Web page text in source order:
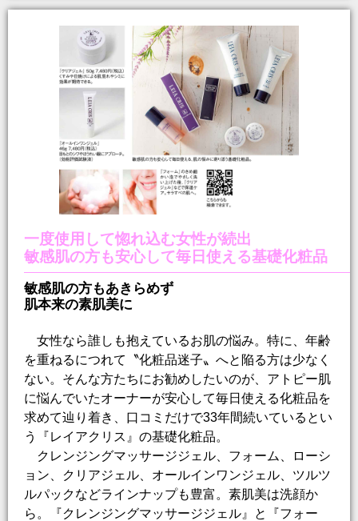
一度使用して惚れ込む女性が続出
敏感肌の方も安心して毎日使える基礎化粧品
敏感肌の方もあきらめず
肌本来の素肌美に
女性なら誰しも抱えているお肌の悩み。特に、年齢
を重ねるにつれて〝化粧品迷子〟へと陥る方は少なく
ない。そんな方たちにお勧めしたいのが、アトピー肌
に悩んでいたオーナーが安心して毎日使える化粧品を
求めて辿り着き、口コミだけで33年間続いているとい
う『レイアクリス』の基礎化粧品。
クレンジングマッサージジェル、フォーム、ローシ
ョン、クリアジェル、オールインワンジェル、ツルツ
ルパックなどラインナップも豊富。素肌美は洗顔か
ら。『クレンジングマッサージジェル』と『フォー